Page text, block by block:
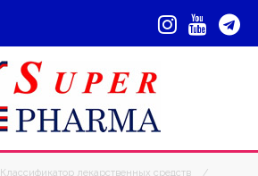
Классификатор лекарственных средств
/